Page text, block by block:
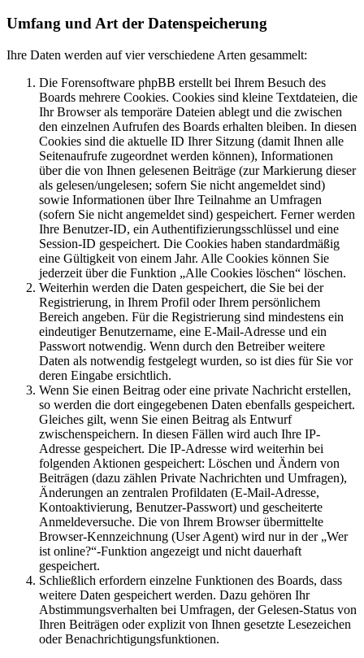
Umfang und Art der Datenspeicherung
Ihre Daten werden auf vier verschiedene Arten gesammelt:
Die Forensoftware phpBB erstellt bei Ihrem Besuch des
Boards mehrere Cookies. Cookies sind kleine Textdateien, die
Ihr Browser als temporäre Dateien ablegt und die zwischen
den einzelnen Aufrufen des Boards erhalten bleiben. In diesen
Cookies sind die aktuelle ID Ihrer Sitzung (damit Ihnen alle
Seitenaufrufe zugeordnet werden können), Informationen
über die von Ihnen gelesenen Beiträge (zur Markierung dieser
als gelesen/ungelesen; sofern Sie nicht angemeldet sind)
sowie Informationen über Ihre Teilnahme an Umfragen
(sofern Sie nicht angemeldet sind) gespeichert. Ferner werden
Ihre Benutzer-ID, ein Authentifizierungsschlüssel und eine
Session-ID gespeichert. Die Cookies haben standardmäßig
eine Gültigkeit von einem Jahr. Alle Cookies können Sie
jederzeit über die Funktion „Alle Cookies löschen“ löschen.
Weiterhin werden die Daten gespeichert, die Sie bei der
Registrierung, in Ihrem Profil oder Ihrem persönlichem
Bereich angeben. Für die Registrierung sind mindestens ein
eindeutiger Benutzername, eine E-Mail-Adresse und ein
Passwort notwendig. Wenn durch den Betreiber weitere
Daten als notwendig festgelegt wurden, so ist dies für Sie vor
deren Eingabe ersichtlich.
Wenn Sie einen Beitrag oder eine private Nachricht erstellen,
so werden die dort eingegebenen Daten ebenfalls gespeichert.
Gleiches gilt, wenn Sie einen Beitrag als Entwurf
zwischenspeichern. In diesen Fällen wird auch Ihre IP-
Adresse gespeichert. Die IP-Adresse wird weiterhin bei
folgenden Aktionen gespeichert: Löschen und Ändern von
Beiträgen (dazu zählen Private Nachrichten und Umfragen),
Änderungen an zentralen Profildaten (E-Mail-Adresse,
Kontoaktivierung, Benutzer-Passwort) und gescheiterte
Anmeldeversuche. Die von Ihrem Browser übermittelte
Browser-Kennzeichnung (User Agent) wird nur in der „Wer
ist online?“-Funktion angezeigt und nicht dauerhaft
gespeichert.
Schließlich erfordern einzelne Funktionen des Boards, dass
weitere Daten gespeichert werden. Dazu gehören Ihr
Abstimmungsverhalten bei Umfragen, der Gelesen-Status von
Ihren Beiträgen oder explizit von Ihnen gesetzte Lesezeichen
oder Benachrichtigungsfunktionen.